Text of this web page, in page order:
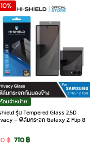
790 ฿.710 ฿.
อมจำหน่าย
รุ่น Tempered Glass 2.5D
– ฟิล์มกระจก Galaxy Z Flip 8
฿ Original
710฿Current